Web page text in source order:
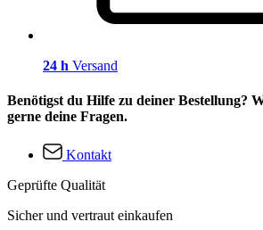
24 h Versand
Benötigst du Hilfe zu deiner Bestellung?
gerne deine Fragen.
Kontakt
Geprüfte Qualität
Sicher und vertraut einkaufen